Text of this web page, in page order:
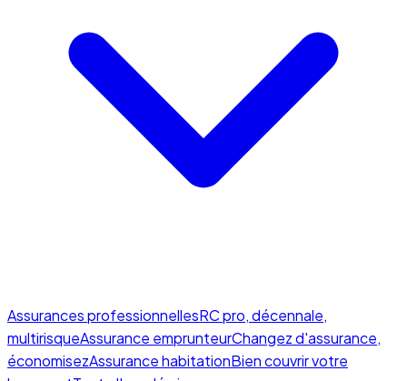
Assurances professionnellesRC pro, décennale,
multirisqueAssurance emprunteurChangez d'assurance,
économisezAssurance habitationBien couvrir votre